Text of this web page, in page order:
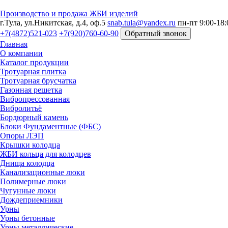
Производство и продажа ЖБИ изделий
г.Тула, ул.Никитская, д.4, оф.5 snab.tula@yandex.ru пн-пт 9:00-
+7(4872)521-023 +7(920)760-60-90
Обратный звонок
Главная
О компании
Каталог продукции
Тротуарная плитка
Тротуарная брусчатка
Газонная решетка
Вибропрессованная
Вибролитьё
Бордюрный камень
Блоки Фундаментные (ФБС)
Опоры ЛЭП
Крышки колодца
ЖБИ кольца для колодцев
Днища колодца
Канализационные люки
Полимерные люки
Чугунные люки
Дождеприемники
Урны
Урны бетонные